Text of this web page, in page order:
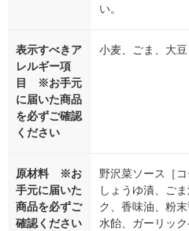
い。
表示すべきア
レルギー項
目 ※お手元
に届いた商品
を必ずご確認
ください
小麦、ごま、大豆
原材料 ※お
手元に届いた
商品を必ずご
確認ください
野沢菜ソース［
しょうゆ漬、ご
ク、香味油、粉
水飴、ガーリッ